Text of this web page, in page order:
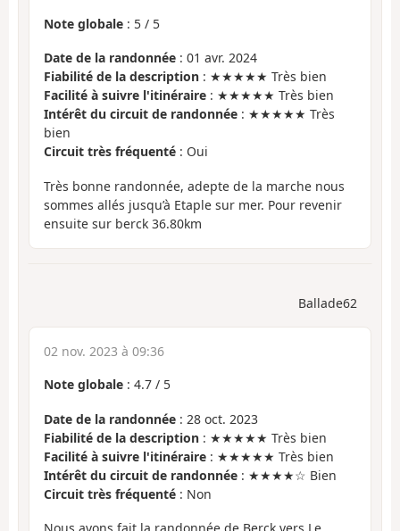
Note globale : 5 / 5
Date de la randonnée : 01 avr. 2024
Fiabilité de la description : ★★★★★ Très bien
Facilité à suivre l'itinéraire : ★★★★★ Très bien
Intérêt du circuit de randonnée : ★★★★★ Très
bien
Circuit très fréquenté : Oui
Très bonne randonnée, adepte de la marche nous
sommes allés jusqu’à Etaple sur mer. Pour revenir
ensuite sur berck 36.80km
Ballade62
02 nov. 2023 à 09:36
Note globale : 4.7 / 5
Date de la randonnée : 28 oct. 2023
Fiabilité de la description : ★★★★★ Très bien
Facilité à suivre l'itinéraire : ★★★★★ Très bien
Intérêt du circuit de randonnée : ★★★★☆ Bien
Circuit très fréquenté : Non